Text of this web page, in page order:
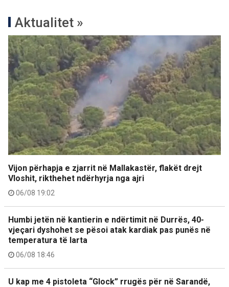
Aktualitet »
Vijon përhapja e zjarrit në Mallakastër, flakët drejt
Vloshit, rikthehet ndërhyrja nga ajri
06/08 19:02
Humbi jetën në kantierin e ndërtimit në Durrës, 40-
vjeçari dyshohet se pësoi atak kardiak pas punës në
temperatura të larta
06/08 18:46
U kap me 4 pistoleta “Glock” rrugës për në Sarandë,